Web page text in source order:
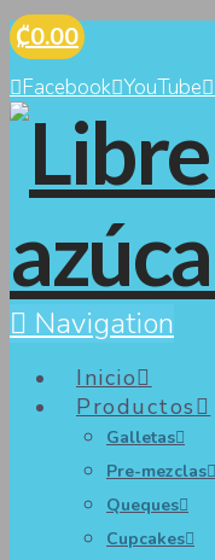
₡0.00
Facebook YouTube
Navigation
Inicio
Productos
Galletas
Pre-mezclas
Queques
Cupcakes